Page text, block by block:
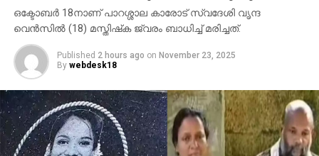
ഒക്ടോബര്‍ 18നാണ് പാറശ്ശാല കാരോട് സ്വദേശി വൃന്ദ
വെന്‍സില്‍ (18) മസ്തിഷ്‌ക ജ്വരം ബാധിച്ച് മരിച്ചത്.
Published 2 hours ago on November 23, 2025
By webdesk18